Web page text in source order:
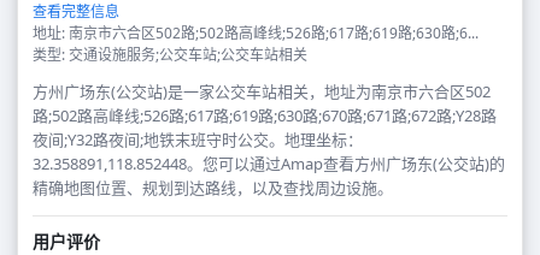
查看完整信息
地址: 南京市六合区502路;502路高峰线;526路;617路;619路;630路;6...
类型: 交通设施服务;公交车站;公交车站相关
方州广场东(公交站)是一家公交车站相关，地址为南京市六合区502
路;502路高峰线;526路;617路;619路;630路;670路;671路;672路;Y28路
夜间;Y32路夜间;地铁末班守时公交。地理坐标：
32.358891,118.852448。您可以通过Amap查看方州广场东(公交站)的
精确地图位置、规划到达路线，以及查找周边设施。
用户评价